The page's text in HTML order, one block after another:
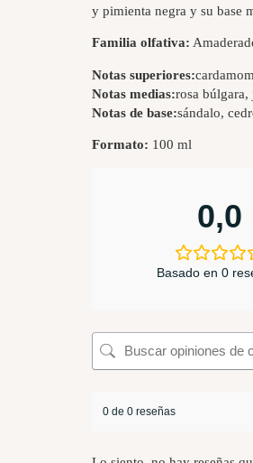
y pimienta negra y su base
Familia olfativa:
Notas superiores:
Notas medias:rosa búlgara,
Notas de base:sándalo,
Formato: 100 ml
0,0
Basado en 0
0 de 0 reseñas